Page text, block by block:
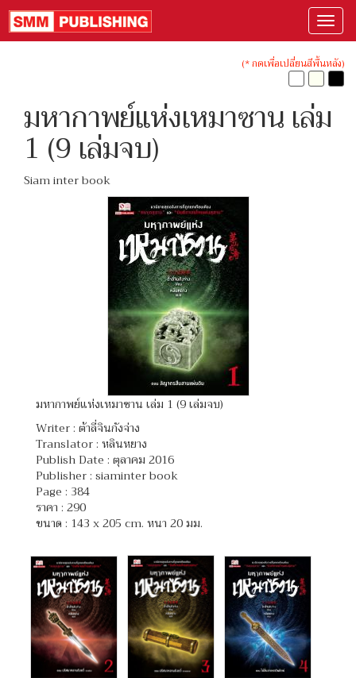
(* กดเพื่อเปลี่ยนสีพื้นหลัง)
มหากาพย์แห่งเหมาซาน เล่ม
1 (9 เล่มจบ)
Siam inter book
มหากาพย์แห่งเหมาซาน เล่ม 1 (9 เล่มจบ)
Writer : ต้าลี่จินกังจ่าง
Translator : หลินหยาง
Publish Date : ตุลาคม 2016
Publisher : siaminter book
Page : 384
ราคา : 290
ขนาด : 143 x 205 cm. หนา 20 มม.